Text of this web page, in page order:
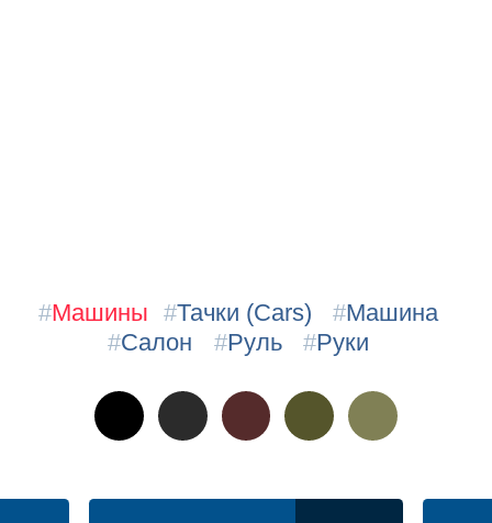
#Машины #Тачки (Cars) #Машина
#Салон #Руль #Руки